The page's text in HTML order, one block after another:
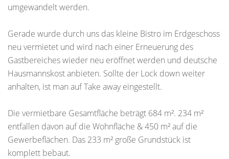
umgewandelt werden.
Gerade wurde durch uns das kleine Bistro im Erdgeschoss
neu vermietet und wird nach einer Erneuerung des
Gastbereiches wieder neu eröffnet werden und deutsche
Hausmannskost anbieten. Sollte der Lock down weiter
anhalten, ist man auf Take away eingestellt.
Die vermietbare Gesamtfläche beträgt 684 m². 234 m²
entfallen davon auf die Wohnfläche & 450 m² auf die
Gewerbeflächen. Das 233 m² große Grundstück ist
komplett bebaut.